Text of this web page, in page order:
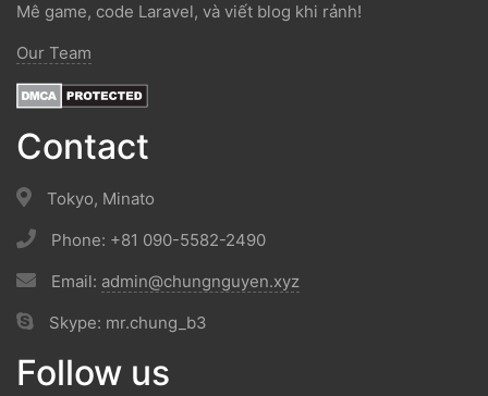
Mê game, code Laravel, và viết blog khi rảnh!
Our Team
Contact
Tokyo, Minato
Phone: +81 090-5582-2490
Email: admin@chungnguyen.xyz
Skype: mr.chung_b3
Follow us